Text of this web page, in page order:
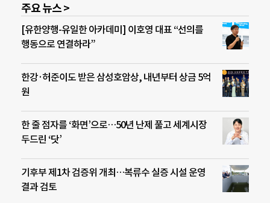
주요 뉴스 >
[유한양행-유일한 아카데미] 이호영 대표 “선의를
행동으로 연결하라”
한강·허준이도 받은 삼성호암상, 내년부터 상금 5억
원
한 줄 점자를 ‘화면’으로…50년 난제 풀고 세계시장
두드린 ‘닷’
기후부 제1차 검증위 개최…복류수 실증 시설 운영
결과 검토